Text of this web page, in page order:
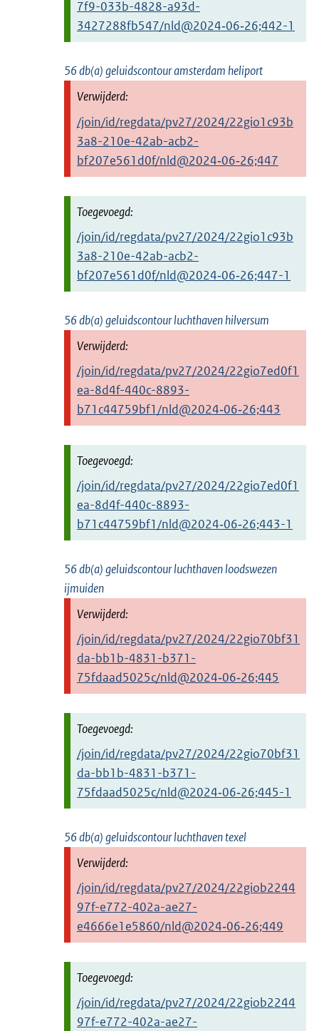
7f9-033b-4828-a93d-
3427288fb547/nld@2024‑06‑26;442-1
56 db(a) geluidscontour amsterdam heliport
/join/id/regdata/pv27/2024/22gio1c93b
3a8-210e-42ab-acb2-
bf207e561d0f/nld@2024‑06‑26;447
/join/id/regdata/pv27/2024/22gio1c93b
3a8-210e-42ab-acb2-
bf207e561d0f/nld@2024‑06‑26;447-1
56 db(a) geluidscontour luchthaven hilversum
/join/id/regdata/pv27/2024/22gio7ed0f1
ea-8d4f-440c-8893-
b71c44759bf1/nld@2024‑06‑26;443
/join/id/regdata/pv27/2024/22gio7ed0f1
ea-8d4f-440c-8893-
b71c44759bf1/nld@2024‑06‑26;443-1
56 db(a) geluidscontour luchthaven loodswezen
ijmuiden
/join/id/regdata/pv27/2024/22gio70bf31
da-bb1b-4831-b371-
75fdaad5025c/nld@2024‑06‑26;445
/join/id/regdata/pv27/2024/22gio70bf31
da-bb1b-4831-b371-
75fdaad5025c/nld@2024‑06‑26;445-1
56 db(a) geluidscontour luchthaven texel
/join/id/regdata/pv27/2024/22giob2244
97f-e772-402a-ae27-
e4666e1e5860/nld@2024‑06‑26;449
/join/id/regdata/pv27/2024/22giob2244
97f-e772-402a-ae27-